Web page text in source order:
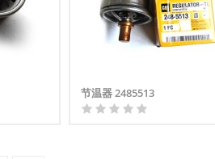
节温器 2485513